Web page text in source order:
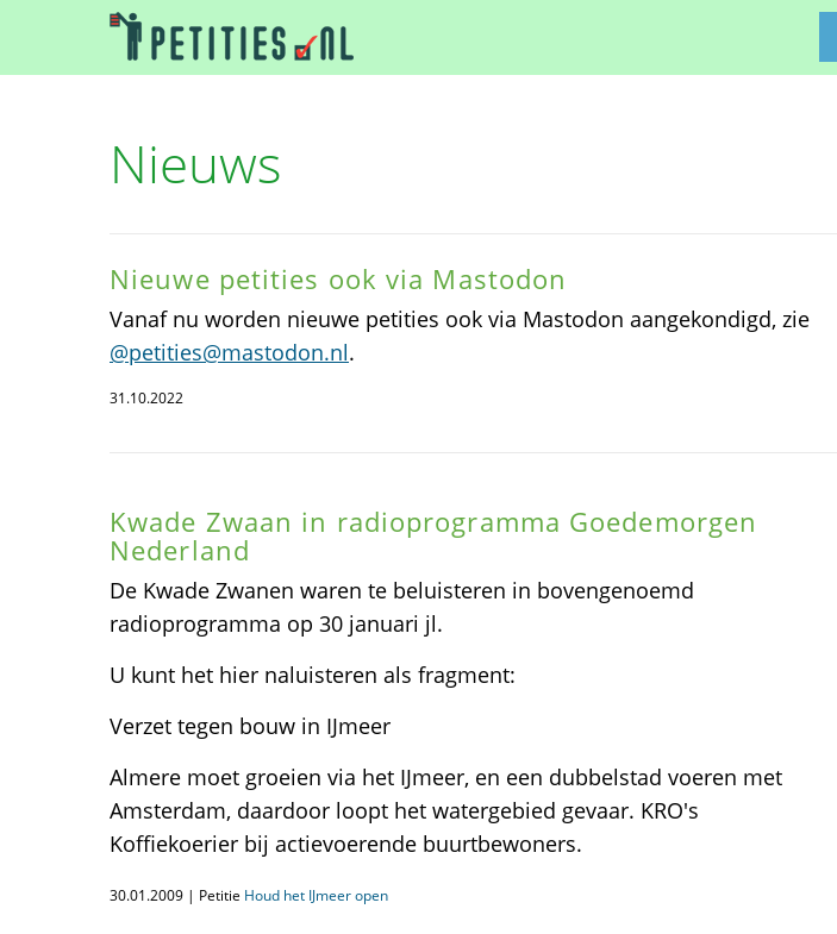
Nieuws
Nieuwe petities ook via Mastodon
Vanaf nu worden nieuwe petities ook via Mastodon aangekondigd, zie
@petities@mastodon.nl.
31.10.2022
Kwade Zwaan in radioprogramma Goedemorgen
Nederland
De Kwade Zwanen waren te beluisteren in bovengenoemd
radioprogramma op 30 januari jl.
U kunt het hier naluisteren als fragment:
Verzet tegen bouw in IJmeer
Almere moet groeien via het IJmeer, en een dubbelstad voeren met
Amsterdam, daardoor loopt het watergebied gevaar. KRO's
Koffiekoerier bij actievoerende buurtbewoners.
30.01.2009 | Petitie Houd het IJmeer open